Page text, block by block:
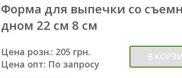
Форма для выпечки со
дном 22 см 8 см
Цена розн.: 205 грн.
Цена опт: По запросу
В